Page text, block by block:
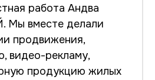
работа Андва
вместе делали
продвижения,
видео-рекламу,
продукцию жилых